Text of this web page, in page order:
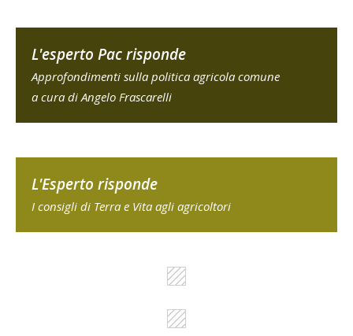
L'esperto Pac risponde
Approfondimenti sulla politica agricola comune
a cura di Angelo Frascarelli
L'Esperto risponde
I consigli di Terra e Vita agli agricoltori